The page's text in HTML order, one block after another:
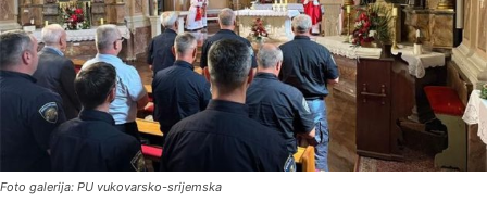
Foto galerija: PU vukovarsko-srijemska